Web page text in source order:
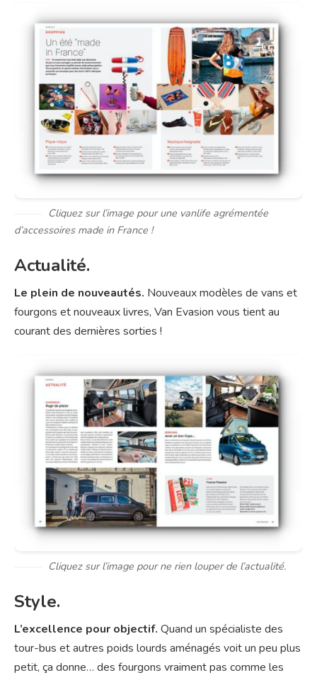
Cliquez sur l’image pour une vanlife agrémentée
d’accessoires made in France !
Actualité.
Le plein de nouveautés. Nouveaux modèles de vans et
fourgons et nouveaux livres, Van Evasion vous tient au
courant des dernières sorties !
Cliquez sur l’image pour ne rien louper de l’actualité.
Style.
L’excellence pour objectif. Quand un spécialiste des
tour-bus et autres poids lourds aménagés voit un peu plus
petit, ça donne… des fourgons vraiment pas comme les